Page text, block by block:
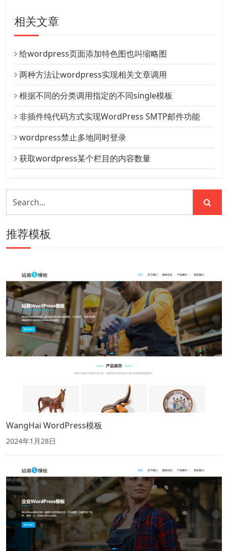
相关文章
给wordpress页面添加特色图也叫缩略图
两种方法让wordpress实现相关文章调用
根据不同的分类调用指定的不同single模板
非插件纯代码方式实现WordPress SMTP邮件功能
wordpress禁止多地同时登录
获取wordpress某个栏目的内容数量
推荐模板
WangHai WordPress模板
2024年1月28日